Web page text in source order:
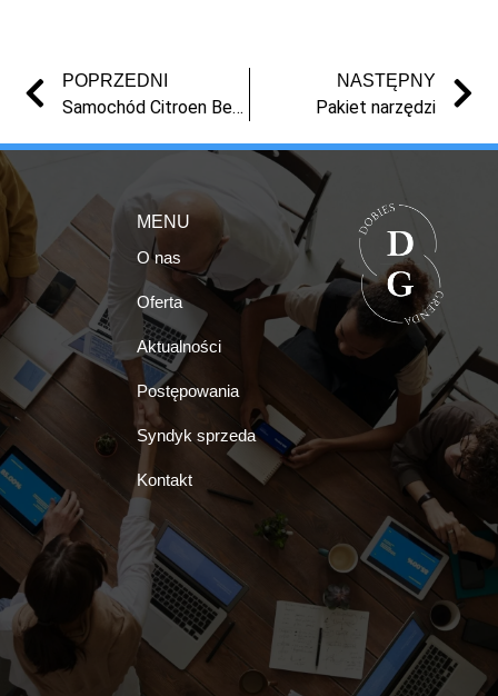
POPRZEDNI
Samochód Citroen Berlingo z 2008 r.
NASTĘPNY
Pakiet narzędzi
MENU
O nas
Oferta
Aktualności
Postępowania
Syndyk sprzeda
Kontakt